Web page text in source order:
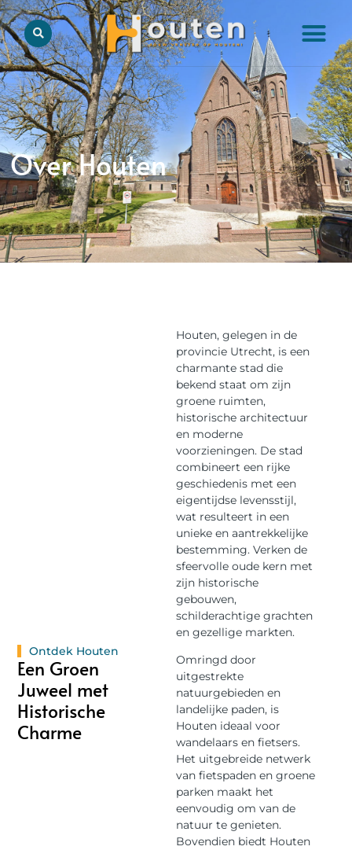
Over Houten
Ontdek Houten
Een Groen
Juweel met
Historische
Charme
Houten, gelegen in de
provincie Utrecht, is een
charmante stad die
bekend staat om zijn
groene ruimten,
historische architectuur
en moderne
voorzieningen. De stad
combineert een rijke
geschiedenis met een
eigentijdse levensstijl,
wat resulteert in een
unieke en aantrekkelijke
bestemming. Verken de
sfeervolle oude kern met
zijn historische
gebouwen,
schilderachtige grachten
en gezellige markten.
Omringd door
uitgestrekte
natuurgebieden en
landelijke paden, is
Houten ideaal voor
wandelaars en fietsers.
Het uitgebreide netwerk
van fietspaden en groene
parken maakt het
eenvoudig om van de
natuur te genieten.
Bovendien biedt Houten